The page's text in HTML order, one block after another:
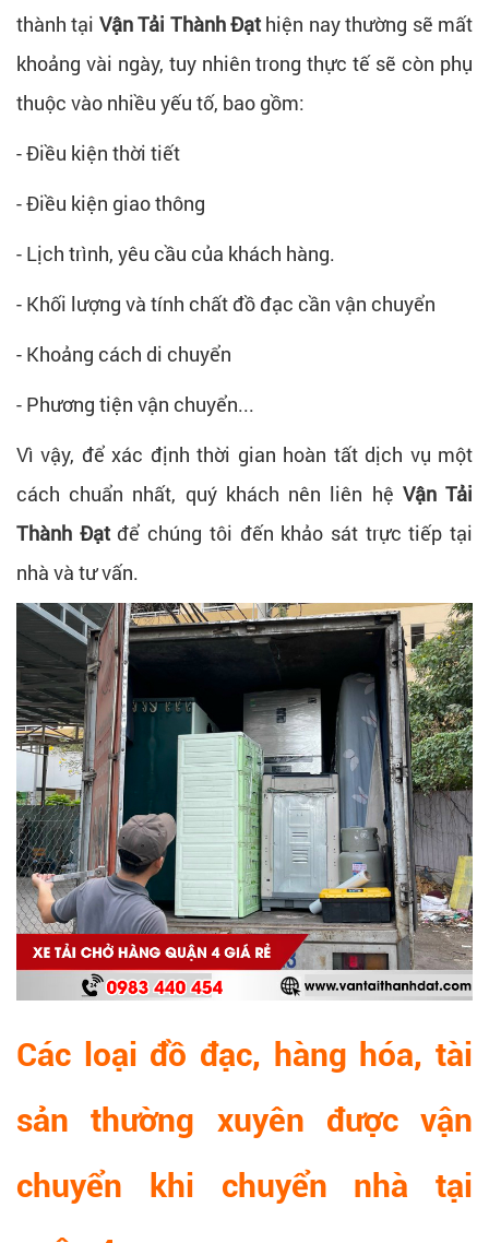
thành tại Vận Tải Thành Đạt hiện nay thường sẽ mất
khoảng vài ngày, tuy nhiên trong thực tế sẽ còn phụ
thuộc vào nhiều yếu tố, bao gồm:
- Điều kiện thời tiết
- Điều kiện giao thông
- Lịch trình, yêu cầu của khách hàng.
- Khối lượng và tính chất đồ đạc cần vận chuyển
- Khoảng cách di chuyển
- Phương tiện vận chuyển...
Vì vậy, để xác định thời gian hoàn tất dịch vụ một
cách chuẩn nhất, quý khách nên liên hệ Vận Tải
Thành Đạtđể chúng tôi đến khảo sát trực tiếp tại
nhà và tư vấn.
Các loại đồ đạc, hàng hóa, tài
sản thường xuyên được vận
chuyển khi chuyển nhà tại